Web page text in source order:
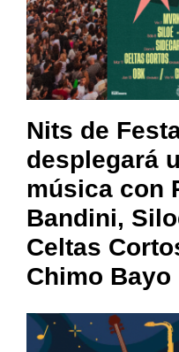
Nits de
desplegará
música con
Bandini,
Celtas
Chimo Bayo